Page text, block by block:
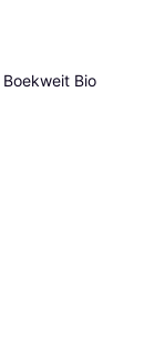
Bio